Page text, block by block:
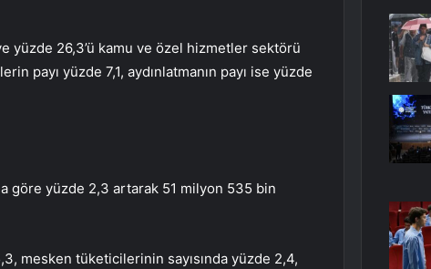
yüzde 26,3’ü kamu ve özel hizmetler sektörü
payı yüzde 7,1, aydınlatmanın payı ise yüzde
göre yüzde 2,3 artarak 51 milyon 535 bin
mesken tüketicilerinin sayısında yüzde 2,4,